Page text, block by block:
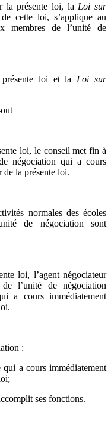
la présente loi, la Loi sur
cette loi, s’applique au
membres de l’unité de
loi et la Loi sur
loi, le conseil met fin à
négociation qui a cours
de la présente loi.
normales des écoles
de négociation sont
loi, l’agent négociateur
l’unité de négociation
a cours immédiatement
:
qui a cours immédiatement
ses fonctions.